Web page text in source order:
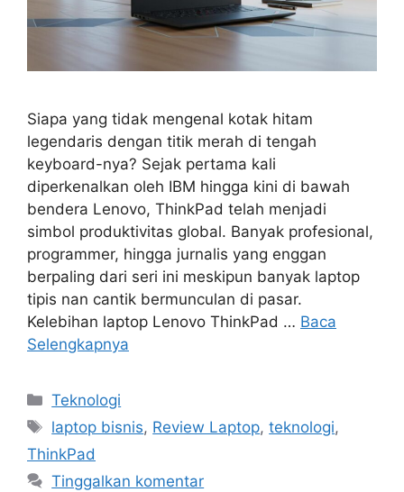
Siapa yang tidak mengenal kotak hitam
legendaris dengan titik merah di tengah
keyboard-nya? Sejak pertama kali
diperkenalkan oleh IBM hingga kini di bawah
bendera Lenovo, ThinkPad telah menjadi
simbol produktivitas global. Banyak profesional,
programmer, hingga jurnalis yang enggan
berpaling dari seri ini meskipun banyak laptop
tipis nan cantik bermunculan di pasar.
Kelebihan laptop Lenovo ThinkPad … Baca
Selengkapnya
Kategori
Teknologi
Tag
laptop bisnis, Review Laptop,teknologi,
ThinkPad
Tinggalkan komentar